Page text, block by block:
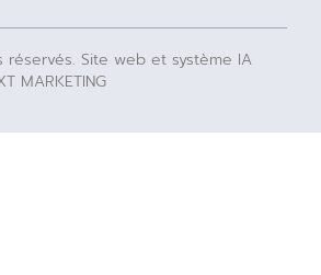
Site web et système IA
MARKETING